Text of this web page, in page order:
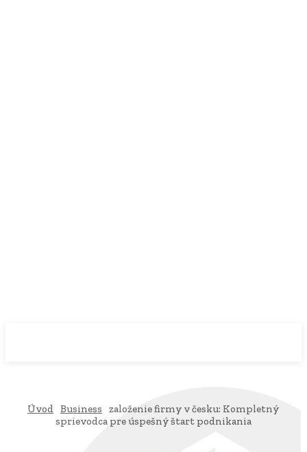
Úvod Business
založenie firmy v česku: Kompletný
sprievodca pre úspešný štart podnikania